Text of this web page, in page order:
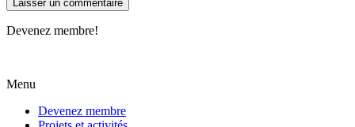
Devenez membre!
Menu
Devenez membre